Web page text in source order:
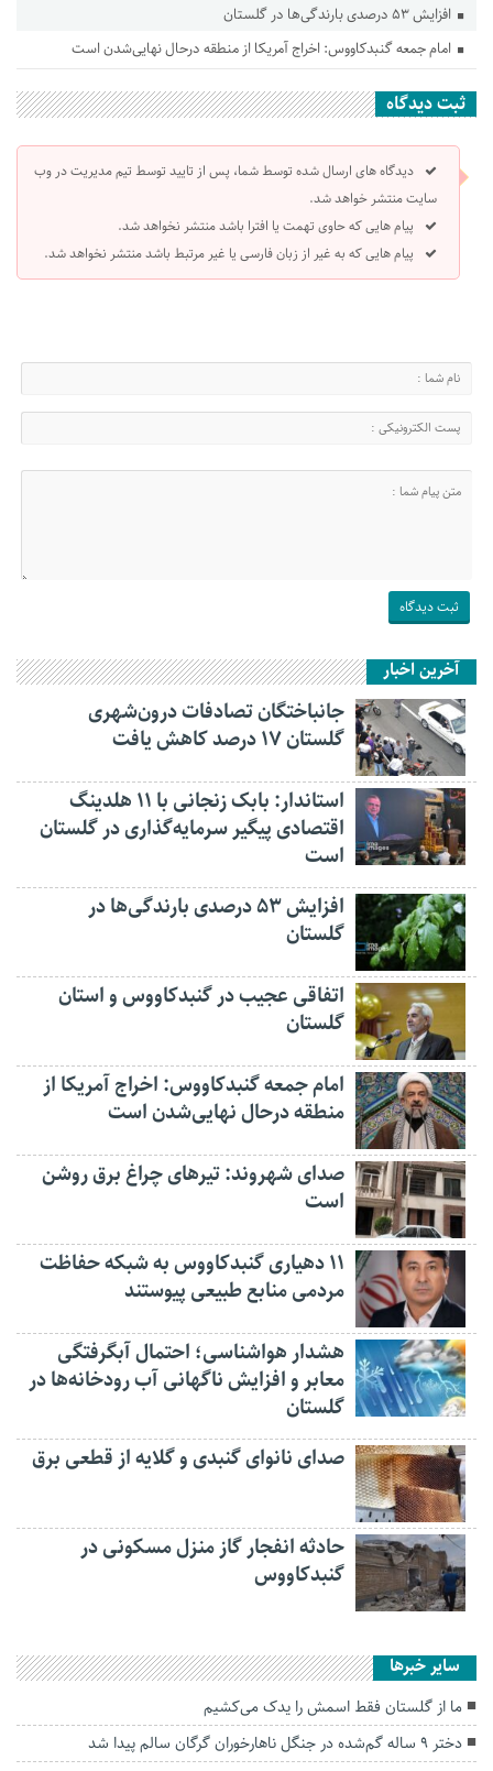
افزایش ۵۳ درصدی بارندگی‌ها در گلستان
امام جمعه گنبدکاووس: اخراج آمریکا از منطقه درحال نهایی‌شدن است
ثبت دیدگاه
دیدگاه های ارسال شده توسط شما، پس از تایید توسط تیم مدیریت در وب
سایت منتشر خواهد شد.
پیام هایی که حاوی تهمت یا افترا باشد منتشر نخواهد شد.
پیام هایی که به غیر از زبان فارسی یا غیر مرتبط باشد منتشر نخواهد شد.
آخرین اخبار
جانباختگان تصادفات درون‌شهری
گلستان ۱۷ درصد کاهش یافت
استاندار: بابک زنجانی با ۱۱ هلدینگ
اقتصادی پیگیر سرمایه‌گذاری در گلستان
است
افزایش ۵۳ درصدی بارندگی‌ها در
گلستان
اتفاقی عجیب در‌ گنبدکاووس و استان
گلستان
امام جمعه گنبدکاووس: اخراج آمریکا از
منطقه درحال نهایی‌شدن است
صدای شهروند: تیرهای چراغ برق روشن
است
۱۱ دهیاری گنبدکاووس به شبکه حفاظت
مردمی منابع طبیعی پیوستند
هشدار هواشناسی؛ احتمال آبگرفتگی
معابر و افزایش ناگهانی آب رودخانه‌ها در
گلستان
صدای نانوای گنبدی و گلایه از قطعی برق
حادثه انفجار گاز منزل مسکونی در
گنبدکاووس
سایر خبرها
ما از گلستان فقط‌ اسمش را یدک می‌کشیم
دختر ۹ ساله گم‌شده در جنگل ناهارخوران گرگان سالم پیدا شد